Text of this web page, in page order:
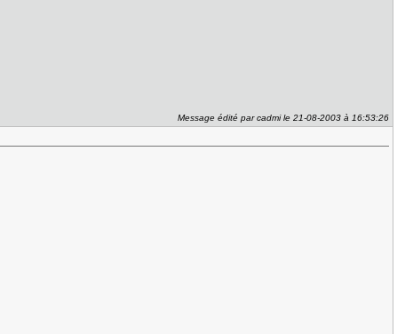
Message édité par cadmi le 21-08-2003 à 16:53:26